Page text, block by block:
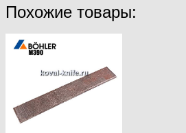
Похожие товары: